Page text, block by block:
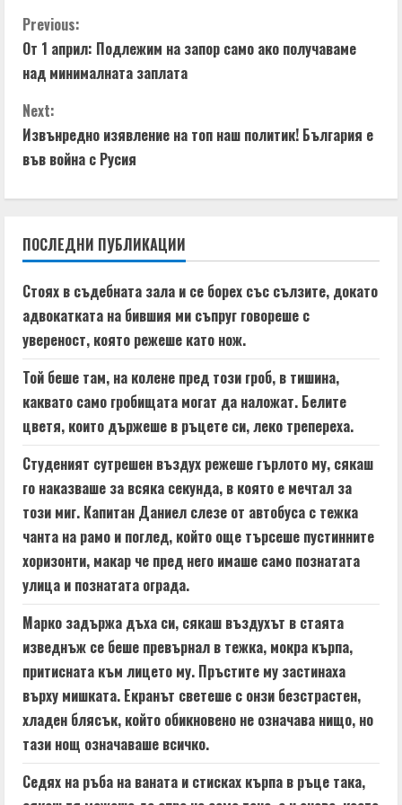
C
o
n
t
u
e
R
e
a
d
i
n
g
Previous:
От 1 април: Подлежим на запор само ако получаваме
над минималната заплата
Next:
Извънредно изявление на топ наш политик! България е
във война с Русия
ПОСЛЕДНИ ПУБЛИКАЦИИ
Стоях в съдебната зала и се борех със сълзите, докато
адвокатката на бившия ми съпруг говореше с
увереност, която режеше като нож.
Той беше там, на колене пред този гроб, в тишина,
каквато само гробищата могат да наложат. Белите
цветя, които държеше в ръцете си, леко трепереха.
Студеният сутрешен въздух режеше гърлото му, сякаш
го наказваше за всяка секунда, в която е мечтал за
този миг. Капитан Даниел слезе от автобуса с тежка
чанта на рамо и поглед, който още търсеше пустинните
хоризонти, макар че пред него имаше само познатата
улица и познатата ограда.
Марко задържа дъха си, сякаш въздухът в стаята
изведнъж се беше превърнал в тежка, мокра кърпа,
притисната към лицето му. Пръстите му застинаха
върху мишката. Екранът светеше с онзи безстрастен,
хладен блясък, който обикновено не означава нищо, но
тази нощ означаваше всичко.
Седях на ръба на ваната и стисках кърпа в ръце така,